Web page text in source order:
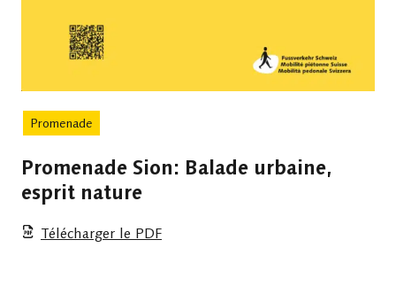
Promenade
Promenade Sion: Balade urbaine,
esprit nature
Télécharger le PDF